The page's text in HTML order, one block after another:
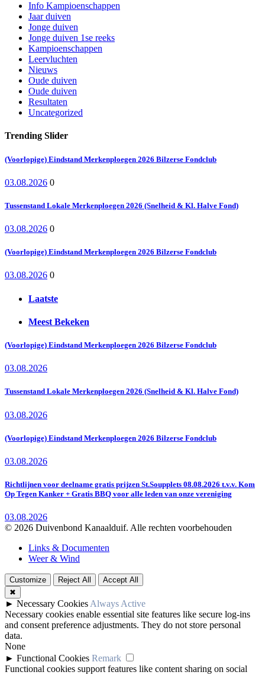
Info Kampioenschappen
Jaar duiven
Jonge duiven
Jonge duiven 1se reeks
Kampioenschappen
Leervluchten
Nieuws
Oude duiven
Oude duiven
Resultaten
Uncategorized
Trending Slider
(Voorlopige) Eindstand Merkenploegen 2026 Bilzerse Fondclub
03.08.2026 0
Tussenstand Lokale Merkenploegen 2026 (Snelheid & Kl. Halve Fond)
03.08.2026 0
(Voorlopige) Eindstand Merkenploegen 2026 Bilzerse Fondclub
03.08.2026 0
Laatste
Meest Bekeken
(Voorlopige) Eindstand Merkenploegen 2026 Bilzerse Fondclub
03.08.2026
Tussenstand Lokale Merkenploegen 2026 (Snelheid & Kl. Halve Fond)
03.08.2026
(Voorlopige) Eindstand Merkenploegen 2026 Bilzerse Fondclub
03.08.2026
Richtlijnen voor deelname gratis prijzen St.Soupplets 08.08.2026 t.v.v. Kom
Op Tegen Kanker + Gratis BBQ voor alle leden van onze vereniging
03.08.2026
© 2026 Duivenbond Kanaalduif. Alle rechten voorbehouden
Links & Documenten
Weer & Wind
Customize Reject All
Accept All
✖
► Necessary Cookies Always Active
Necessary cookies enable essential site features like secure log-ins
and consent preference adjustments. They do not store personal
data.
None
► Functional Cookies Remark
Functional cookies support features like content sharing on social